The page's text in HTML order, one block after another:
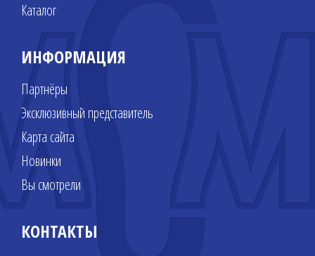
Каталог
ИНФОРМАЦИЯ
Партнёры
Эксклюзивный представитель
Карта сайта
Новинки
Вы смотрели
КОНТАКТЫ